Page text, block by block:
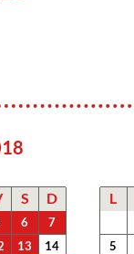
S D
6
7
13
14
L
5